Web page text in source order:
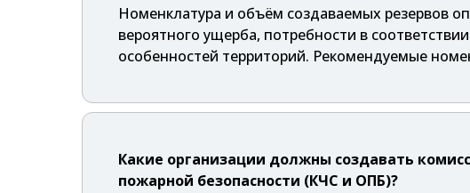
Номенклатура и объём создаваемых резервов
вероятного ущерба, потребности в
особенностей территорий. Рекомендуемые
Какие организации должны создавать
пожарной безопасности (КЧС и ОПБ)?